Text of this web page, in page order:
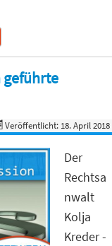
geführte
Veröffentlicht: 18. April 2018
Der
Rechtsa
nwalt
Kolja
Kreder -